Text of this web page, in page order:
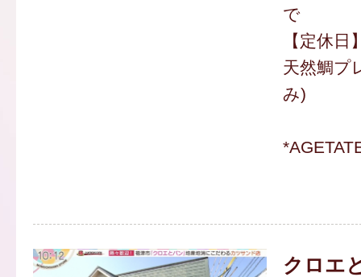
で
【定休日
天然鯛プ
み)
クロエ